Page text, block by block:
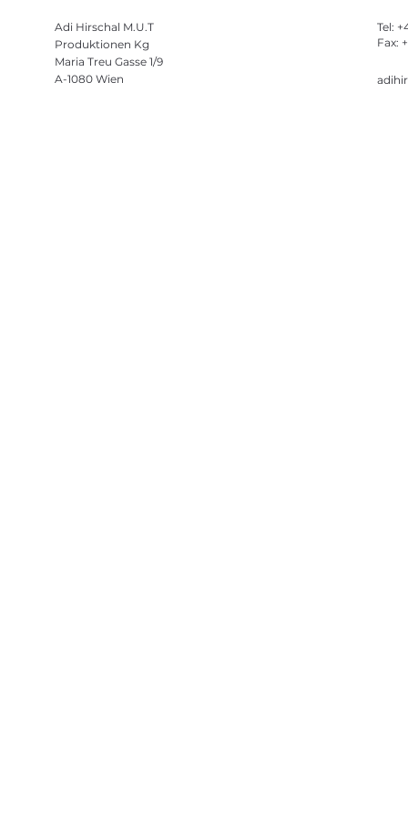
Adi Hirschal M.U.T
Produktionen Kg
Maria Treu Gasse 1/9
A-1080 Wien
Tel:
Fax: